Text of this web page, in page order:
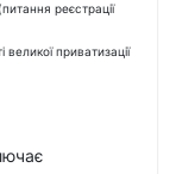
реєстрації
великої приватизації